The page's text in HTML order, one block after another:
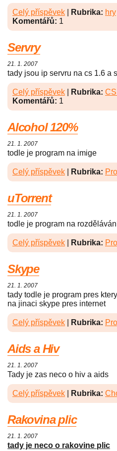
Celý příspěvek Rubrika: hry
Komentářů: 1
Servry
21. 1. 2007
tady jsou ip servru na cs 1.6 a
Celý příspěvek Rubrika:
Komentářů: 1
Alcohol 120%
21. 1. 2007
todle je program na imige
Celý příspěvek Rubrika:
uTorrent
21. 1. 2007
todle je program na
Celý příspěvek Rubrika:
Skype
21. 1. 2007
tady todle je program pres
na jinaci skype pres internet
Celý příspěvek Rubrika:
Aids a Hiv
21. 1. 2007
Tady je zas neco o hiv a aids
Celý příspěvek Rubrika:
Rakovina plic
21. 1. 2007
tady je neco o rakovine plic